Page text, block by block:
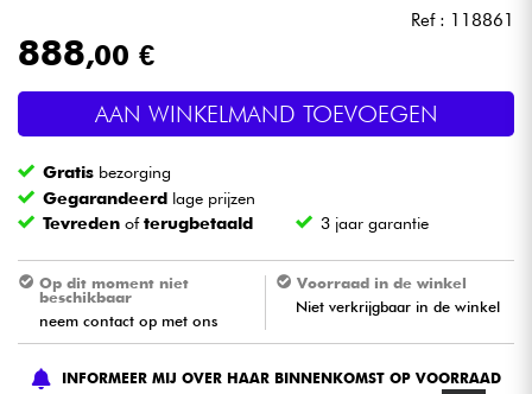
Licht
Drums & percussie
Blaasinstrument
Kinderen
Kabels & toebehoren
Ref : 118861
888,00 €
AAN WINKELMAND TOEVOEGEN
Gratis bezorging
Gegarandeerd lage prijzen
Tevreden ofterugbetaald 3 jaar garantie
Op dit moment niet
beschikbaar
neem contact op met ons
Voorraad in de winkel
Niet verkrijgbaar in de winkel
INFORMEER MIJ OVER HAAR BINNENKOMST OP VOORRAAD